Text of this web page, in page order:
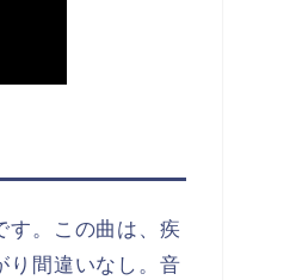
す。この曲は、疾
り間違いなし。音